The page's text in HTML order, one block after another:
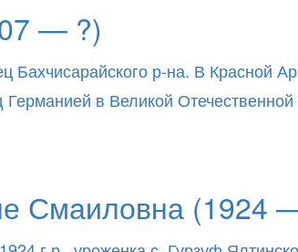
— ?)
Бахчисарайского р-на. В Красной
в Великой Отечественной
Смаиловна (1924